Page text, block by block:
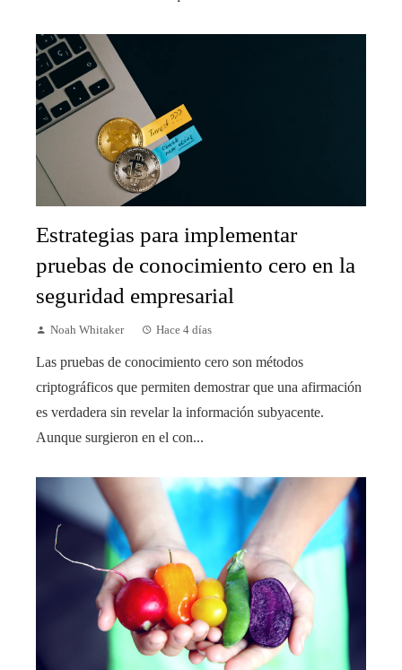
Estrategias para implementar
pruebas de conocimiento cero en la
seguridad empresarial
Noah Whitaker Hace 4 días
Las pruebas de conocimiento cero son métodos
criptográficos que permiten demostrar que una afirmación
es verdadera sin revelar la información subyacente.
Aunque surgieron en el con...